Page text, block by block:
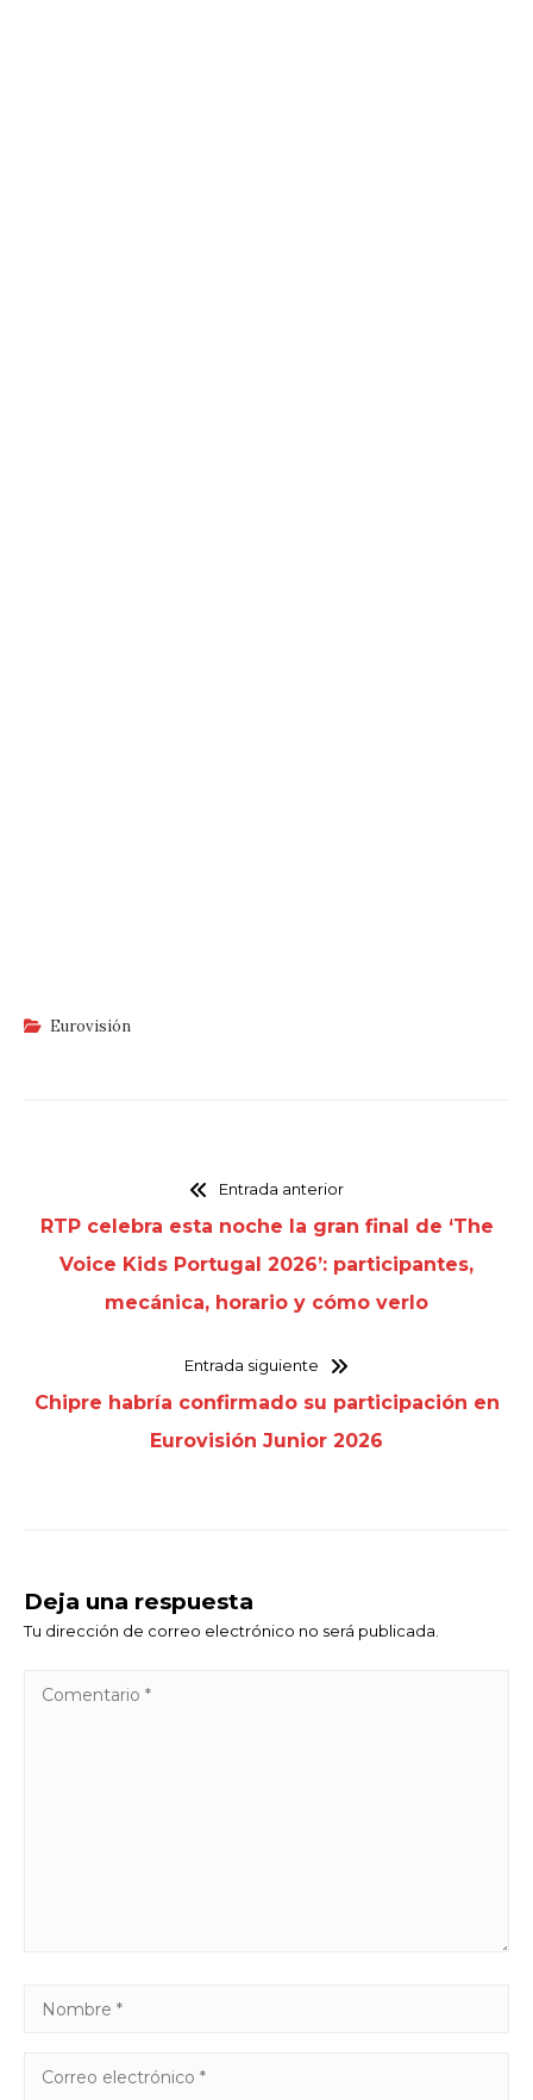
Eurovisión
Entrada anterior
RTP celebra esta noche la gran final de ‘The
Voice Kids Portugal 2026’: participantes,
mecánica, horario y cómo verlo
Entrada siguiente
Chipre habría confirmado su participación en
Eurovisión Junior 2026
Deja una respuesta
Tu dirección de correo electrónico no será publicada.